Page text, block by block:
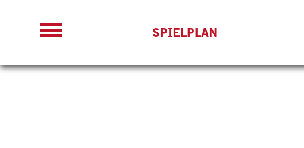
SPIELPLAN